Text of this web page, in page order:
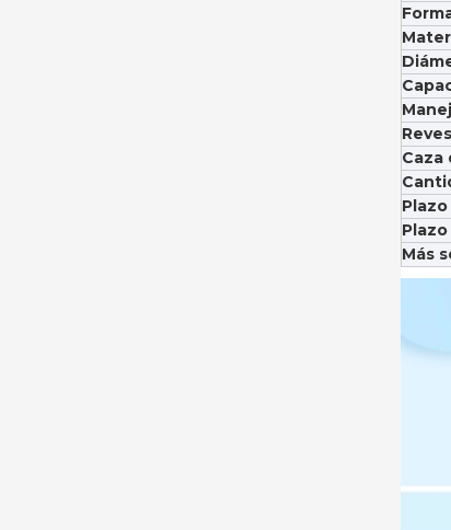
Caza
Más